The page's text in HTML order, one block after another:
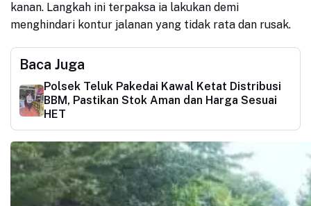
kanan. Langkah ini terpaksa ia lakukan demi
menghindari kontur jalanan yang tidak rata dan rusak.
Baca Juga
Polsek Teluk Pakedai Kawal Ketat Distribusi
BBM, Pastikan Stok Aman dan Harga Sesuai
HET